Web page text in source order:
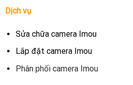
Dịch vụ
Sửa chữa camera Imou
Lắp đặt camera Imou
Phân phối camera Imou